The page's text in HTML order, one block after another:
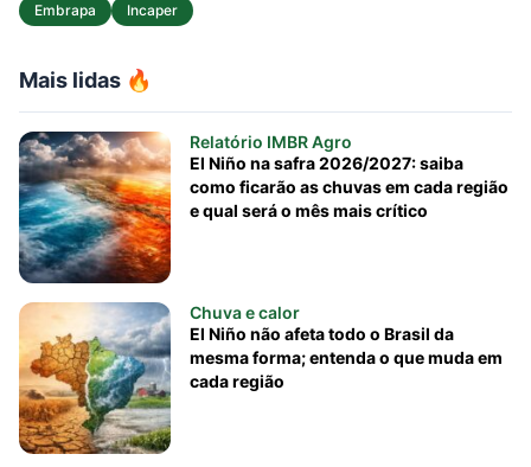
Mais lidas 🔥
Relatório IMBR Agro
El Niño na safra 2026/2027: saiba
como ficarão as chuvas em cada região
e qual será o mês mais crítico
Chuva e calor
El Niño não afeta todo o Brasil da
mesma forma; entenda o que muda em
cada região
Embrapa Incaper